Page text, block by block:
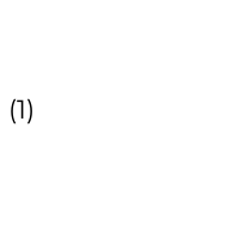
(1)